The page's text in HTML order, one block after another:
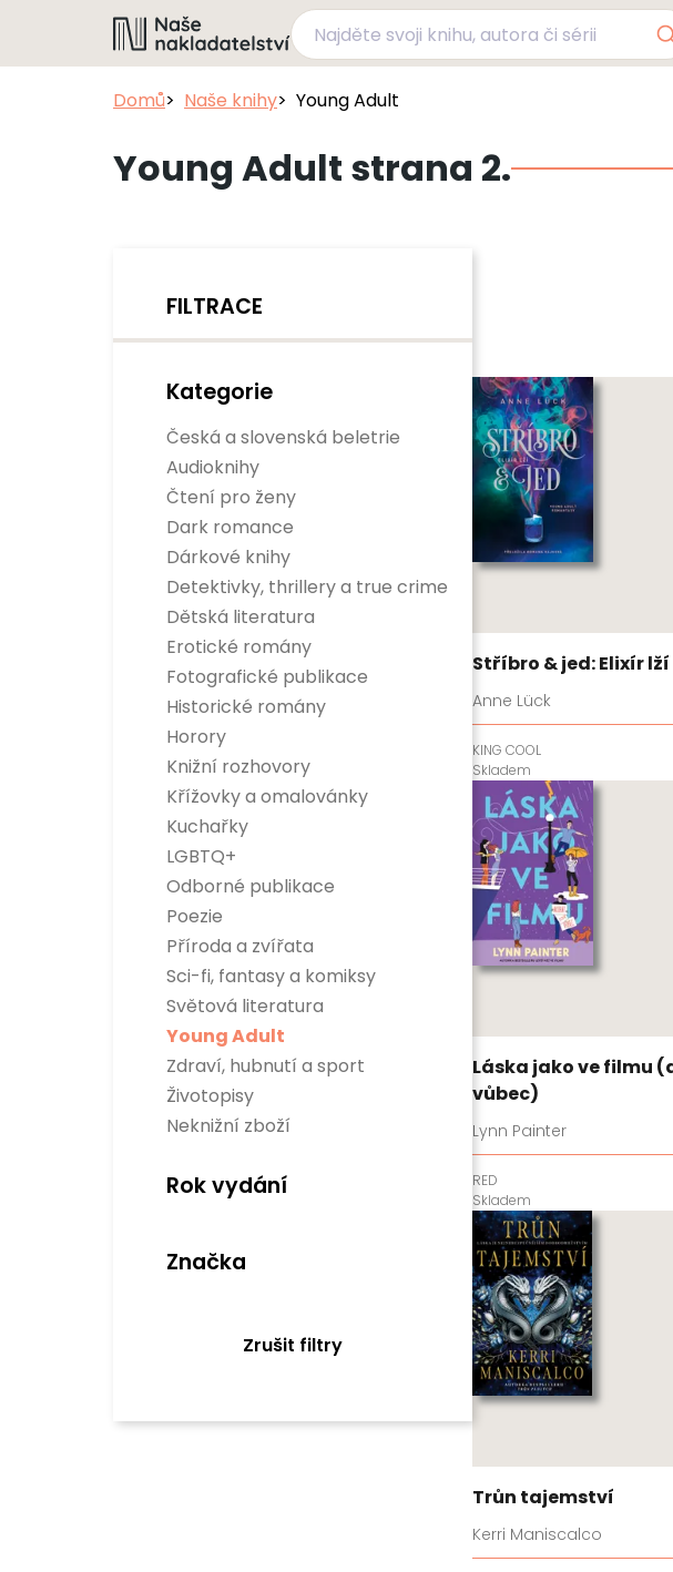
Domů Naše knihy Young Adult
Young Adult strana 2.
FILTRACE
Kategorie
Česká a slovenská beletrie
Audioknihy
Čtení pro ženy
Dark romance
Dárkové knihy
Detektivky, thrillery a true crime
Detektivky
True crime
Thrillery
Dětská literatura
Dětská naučná
Dětská beletrie
Erotické romány
Fotografické publikace
Historické romány
Horory
Knižní rozhovory
Křížovky a omalovánky
Kuchařky
LGBTQ+
Odborné publikace
Esoterika a duchovní svět
Dítě, rodina a vztahy
Encyklopedie
Hobby
Osobnosti
Rozvoj osobnosti
Business a management
Populárně naučné
Historie
Poezie
Příroda a zvířata
Sci-fi, fantasy a komiksy
Sci-fi
Fantasy
Komiksy
Verneovky
Gamebooky
Manga
Světová literatura
Divadelní hry
Světová beletrie
Young Adult
Zdraví, hubnutí a sport
Sport
Zdraví a hubnutí
Životopisy
Neknižní zboží
Rok vydání
Značka
Zrušit filtry
Stříbro & jed: Elixír lží
Anne Lück
KING COOL
Skladem
Láska jako ve filmu
vůbec)
Lynn Painter
RED
Skladem
Trůn tajemství
Kerri Maniscalco